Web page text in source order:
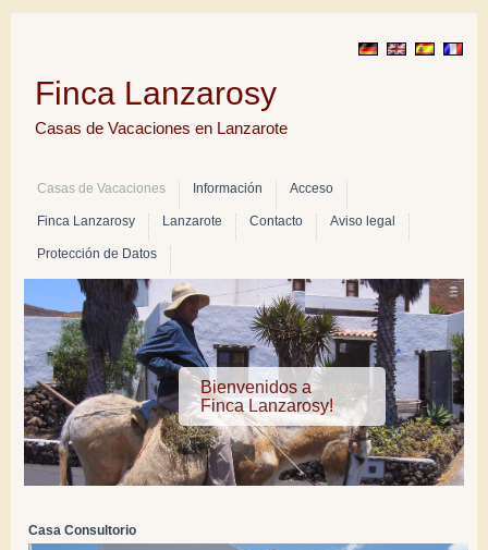
Finca Lanzarosy
Casas de Vacaciones en Lanzarote
Casas de Vacaciones Información Acceso
Finca Lanzarosy Lanzarote Contacto Aviso legal
Protección de Datos
Bienvenidos a
Finca Lanzarosy!
Casa Consultorio